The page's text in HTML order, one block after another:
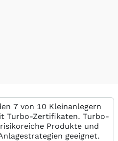
7 von 10 Kleinanlegern
Turbo-Zertifikaten. Turbo-
Produkte und
geeignet.